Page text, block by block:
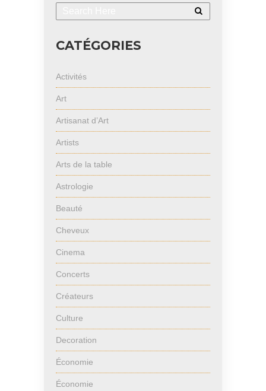
CATÉGORIES
Activités
Art
Artisanat d’Art
Artists
Arts de la table
Astrologie
Beauté
Cheveux
Cinema
Concerts
Créateurs
Culture
Decoration
Économie
Économie